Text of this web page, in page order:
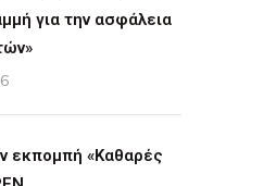
για την ασφάλεια
εκπομπή «Καθαρές